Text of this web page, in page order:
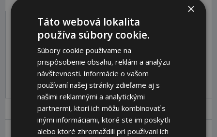
Katalóg:Zobraziť
Objednávací kód:
65436730
Pre pridanie produktu do košíka sa prosím
Parametre Ceny Popis
×
Táto webová lokalita
používa súbory cookie.
Súbory cookie používame na
prispôsobenie obsahu, reklám a analýzu
návštevnosti. Informácie o vašom
používaní našej stránky zdieľame aj s
našimi reklamnými a analytickými
partnermi, ktorí ich môžu kombinovať s
inými informáciami, ktoré ste im poskytli
alebo ktoré zhromaždili pri používaní ich